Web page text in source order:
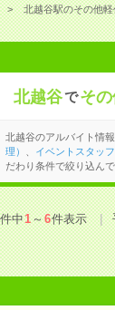
北越谷駅のその他
北越谷で そ
北越谷のアルバイト情
理）
イベントスタッ
だわり条件で絞り込んで
件中1～6件表示